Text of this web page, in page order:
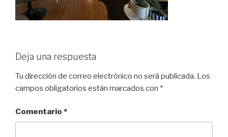
Deja una respuesta
Tu dirección de correo electrónico no será publicada. Los
campos obligatorios están marcados con *
Comentario *